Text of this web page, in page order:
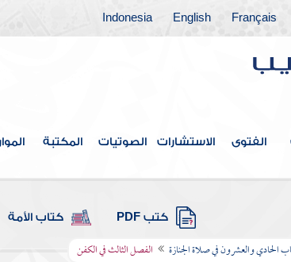
Français
English
Indonesia
الفتوى الاستشارات الصوتيات المكتبة
كتب PDF كتاب الأمة
الحادي والعشرون في صلاة الجنازة الفصل الثالث في الكفن